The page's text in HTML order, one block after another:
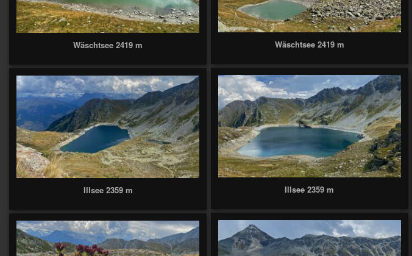
Wäschtsee 2419 m
Wäschtsee 2419 m
Illsee 2359 m
Illsee 2359 m